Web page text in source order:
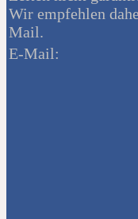
Wir empfehlen
Mail.
E-Mail: